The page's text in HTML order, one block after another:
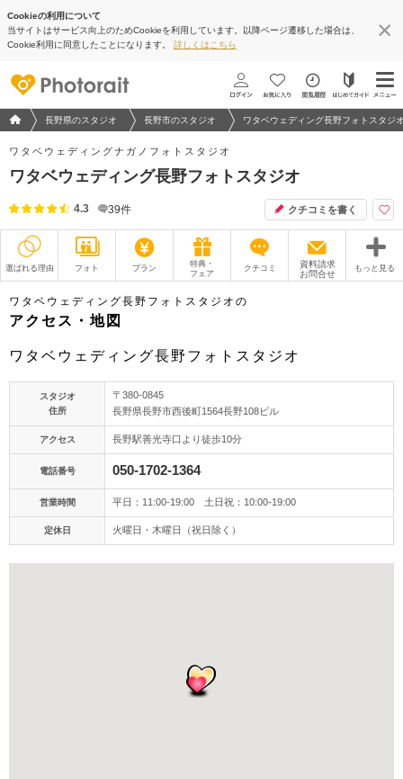
Cookieの利用について
当サイトはサービス向上のためCookieを利用しています。以降ページ遷移した場合は、
Cookie利用に同意したことになります。 詳しくはこちら
フォトウエディング/結婚写真のPhotorait ホーム
長野県のスタジオ 長野市のスタジオ ワタベウェディング長野フォトスタジ
ワタベウェディングナガノフォトスタジオ
ワタベウェディング長野フォトスタジオ
4.3 39件 クチコミを書く
選ばれる理由 フォト プラン
特典・
フェア
クチコミ
資料請求
お問合せ
もっと見る
撮影レポート フォトグラファー
アクセス/TEL スタジオトップ
ワタベウェディング長野フォトスタジオの
アクセス・地図
ワタベウェディング長野フォトスタジオ
スタジオ
住所
〒380-0845
長野県長野市西後町1564長野108ビル
アクセス 長野駅善光寺口より徒歩10分
電話番号 050-1702-1364
営業時間 平日：11:00-19:00 土日祝：10:00-19:00
定休日 火曜日・木曜日（祝日除く）
地図アプリで見る